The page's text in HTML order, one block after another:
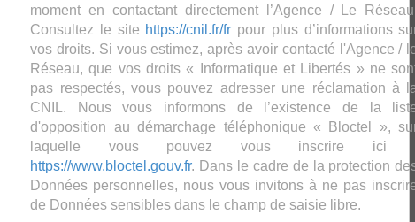
moment en contactant directement l’Agence / Le
Consultez le site https://cnil.fr/fr pour plus d’informations
vos droits. Si vous estimez, après avoir contacté l'Agence /
Réseau, que vos droits « Informatique et Libertés » ne
pas respectés, vous pouvez adresser une réclamation à
CNIL. Nous vous informons de l’existence de la
d'opposition au démarchage téléphonique « Bloctel »,
laquelle vous pouvez vous inscrire ici
https://www.bloctel.gouv.fr. Dans le cadre de la protection
Données personnelles, nous vous invitons à ne pas
de Données sensibles dans le champ de saisie libre.